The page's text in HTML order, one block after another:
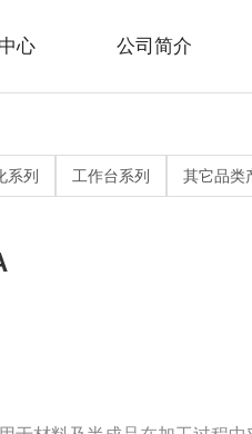
心
流水线系列 >
公司简介
常见问题 >
网站地图 >
系列 工作台系列 其它品类